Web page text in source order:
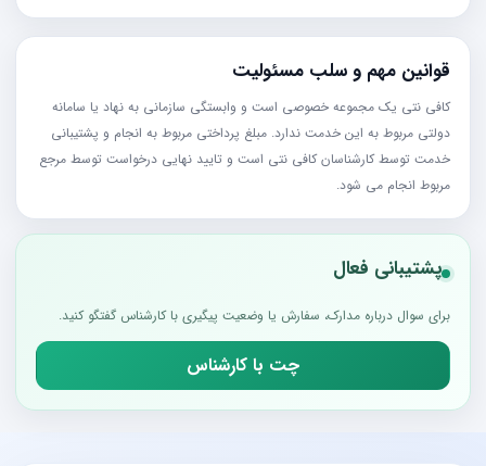
قوانین مهم و سلب مسئولیت
کافی نتی یک مجموعه خصوصی است و وابستگی سازمانی به نهاد یا سامانه
دولتی مربوط به این خدمت ندارد. مبلغ پرداختی مربوط به انجام و پشتیبانی
خدمت توسط کارشناسان کافی نتی است و تایید نهایی درخواست توسط مرجع
مربوط انجام می شود.
پشتیبانی فعال
برای سوال درباره مدارک، سفارش یا وضعیت پیگیری با کارشناس گفتگو کنید.
چت با کارشناس